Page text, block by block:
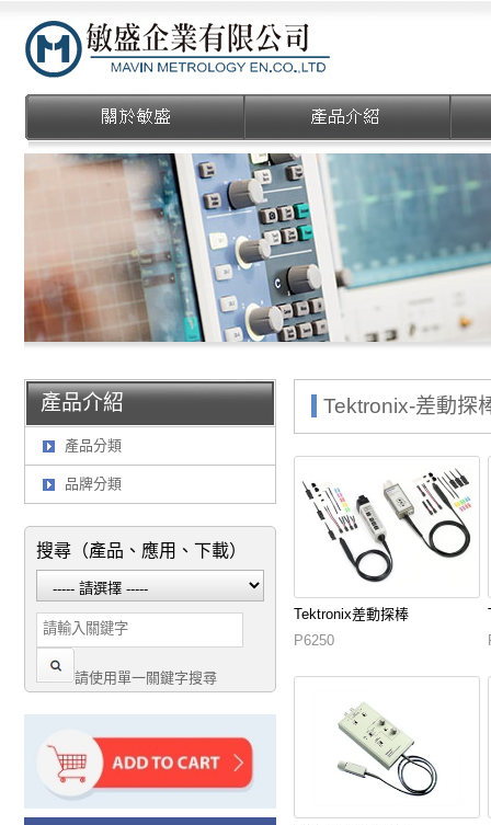
產品介紹
產品分類
品牌分類
搜尋（產品、應用、下載）
請使用單一關鍵字搜尋
Tektronix-差動探
Tektronix差動探棒
P6250